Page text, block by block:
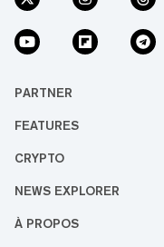
PARTNER
FEATURES
CRYPTO
NEWS EXPLORER
À PROPOS